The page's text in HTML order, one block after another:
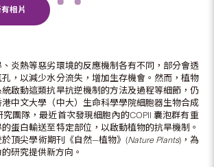
炎熱等惡劣環境的反應機制各有不同，部分會透
，以減少水分流失，增加生存機會。然而，植物
啟動這類抗旱抗逆機制的方法及過程等細節，仍
中文大學（中大）生命科學學院細胞器生物合成
團隊，最近首次發現細胞內的COPII 囊泡群有重
蛋白輸送至特定部位，以啟動植物的抗旱機制。
頂尖學術期刊《自然—植物》(Nature Plants)，為
研究提供新方向。